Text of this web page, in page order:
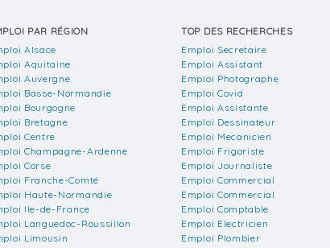
PAR RÉGION
Alsace
Aquitaine
Auvergne
Basse-Normandie
Bourgogne
Bretagne
Centre
Champagne-Ardenne
Corse
Franche-Comté
Haute-Normandie
Ile-de-France
Languedoc-Roussillon
Limousin
TOP DES RECHERCHES
Emploi Secretaire
Emploi Assistant
Emploi Photographe
Emploi Covid
Emploi Assistante
Emploi Dessinateur
Emploi Mecanicien
Emploi Frigoriste
Emploi Journaliste
Emploi Commercial
Emploi Commercial
Emploi Comptable
Emploi Electricien
Emploi Plombier